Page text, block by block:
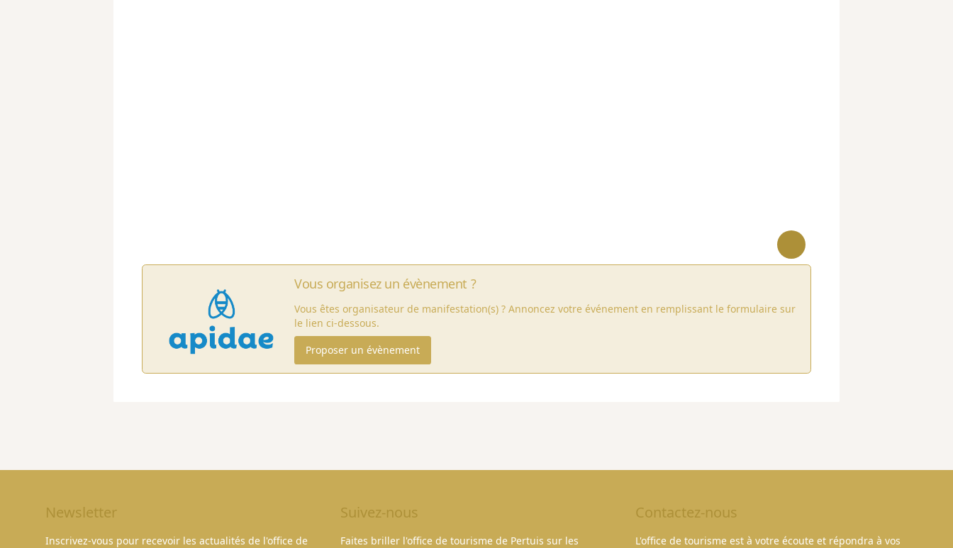
Vous organisez un évènement ?
Vous êtes organisateur de manifestation(s) ? Annoncez votre événement en remplissant le formulaire sur
le lien ci-dessous.
Proposer un évènement
Newsletter
Inscrivez-vous pour recevoir les actualités de l'office de
Suivez-nous
Faites briller l'office de tourisme de Pertuis sur les
Contactez-nous
L'office de tourisme est à votre écoute et répondra à vos